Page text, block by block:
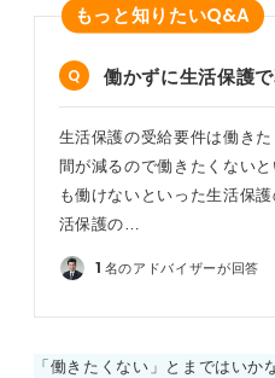
もっと知りたいQ&A
働かずに生活保護で
生活保護の受給要件は働き
間が減るので働きたくない
も働けないといった生活保
活保護の…
1 名のアドバイザーが回答
「働きたくない」とまではいか